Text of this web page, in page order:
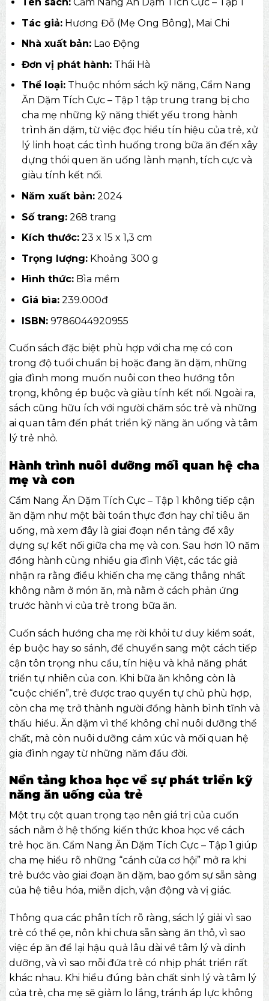
Tác giả:Hương Đỗ (Mẹ Ong Bông), Mai Chi
Nhà xuất bản:Lao Động
Đơn vị phát hành:Thái Hà
Thể loại:Thuộc nhóm sách kỹ năng, Cẩm Nang
Ăn Dặm Tích Cực – Tập 1 tập trung trang bị cho
cha mẹ những kỹ năng thiết yếu trong hành
trình ăn dặm, từ việc đọc hiểu tín hiệu của trẻ, xử
lý linh hoạt các tình huống trong bữa ăn đến xây
dựng thói quen ăn uống lành mạnh, tích cực và
giàu tính kết nối.
Năm xuất bản:2024
Số trang:268 trang
Kích thước:23 x 15 x 1,3 cm
Trọng lượng:Khoảng 300 g
Hình thức:Bìa mềm
Giá bìa:239.000đ
ISBN:9786044920955
Cuốn sách đặc biệt phù hợp với cha mẹ có con
trong độ tuổi chuẩn bị hoặc đang ăn dặm, những
gia đình mong muốn nuôi con theo hướng tôn
trọng, không ép buộc và giàu tính kết nối. Ngoài ra,
sách cũng hữu ích với người chăm sóc trẻ và những
ai quan tâm đến phát triển kỹ năng ăn uống và tâm
lý trẻ nhỏ.
Hành trình nuôi dưỡng mối quan hệ cha
mẹ và con
Cẩm Nang Ăn Dặm Tích Cực – Tập 1 không tiếp cận
ăn dặm như một bài toán thực đơn hay chỉ tiêu ăn
uống, mà xem đây là giai đoạn nền tảng để xây
dựng sự kết nối giữa cha mẹ và con. Sau hơn 10 năm
đồng hành cùng nhiều gia đình Việt, các tác giả
nhận ra rằng điều khiến cha mẹ căng thẳng nhất
không nằm ở món ăn, mà nằm ở cách phản ứng
trước hành vi của trẻ trong bữa ăn.
Cuốn sách hướng cha mẹ rời khỏi tư duy kiểm soát,
ép buộc hay so sánh, để chuyển sang một cách tiếp
cận tôn trọng nhu cầu, tín hiệu và khả năng phát
triển tự nhiên của con. Khi bữa ăn không còn là
“cuộc chiến”, trẻ được trao quyền tự chủ phù hợp,
còn cha mẹ trở thành người đồng hành bình tĩnh và
thấu hiểu. Ăn dặm vì thế không chỉ nuôi dưỡng thể
chất, mà còn nuôi dưỡng cảm xúc và mối quan hệ
gia đình ngay từ những năm đầu đời.
Nền tảng khoa học về sự phát triển kỹ
năng ăn uống của trẻ
Một trụ cột quan trọng tạo nên giá trị của cuốn
sách nằm ở hệ thống kiến thức khoa học về cách
trẻ học ăn. Cẩm Nang Ăn Dặm Tích Cực – Tập 1 giúp
cha mẹ hiểu rõ những “cánh cửa cơ hội” mở ra khi
trẻ bước vào giai đoạn ăn dặm, bao gồm sự sẵn sàng
của hệ tiêu hóa, miễn dịch, vận động và vị giác.
Thông qua các phân tích rõ ràng, sách lý giải vì sao
trẻ có thể ọe, nôn khi chưa sẵn sàng ăn thô, vì sao
việc ép ăn để lại hậu quả lâu dài về tâm lý và dinh
dưỡng, và vì sao mỗi đứa trẻ có nhịp phát triển rất
khác nhau. Khi hiểu đúng bản chất sinh lý và tâm lý
của trẻ, cha mẹ sẽ giảm lo lắng, tránh áp lực không